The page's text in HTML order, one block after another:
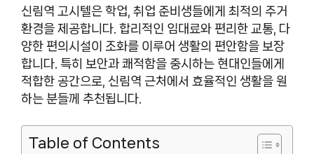
신림역 고시텔은 학업, 취업 준비생들에게 최적의 주거
환경을 제공합니다. 합리적인 임대료와 편리한 교통, 다
양한 편의시설이 조화를 이루어 생활의 편안함을 보장
합니다. 특히 보안과 쾌적함을 중시하는 현대인들에게
적합한 공간으로, 신림역 근처에서 효율적인 생활을 원
하는 분들께 추천됩니다.
Table of Contents